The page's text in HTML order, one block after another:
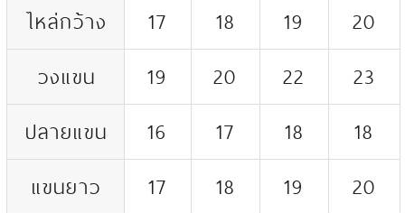
ไหล่กว้าง
17 18 19
20
วงแขน
19 20 22
23
ปลายแขน
16 17 18
18
แขนยาว
17 18 19
20